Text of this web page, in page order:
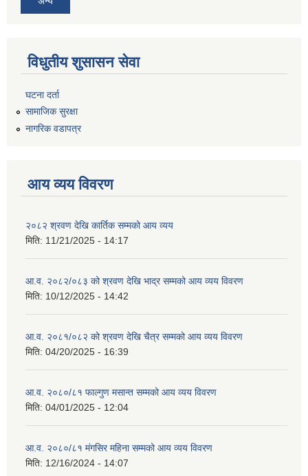
विधुतीय शुसासन सेवा
घटना दर्ता
सामाजिक सुरक्षा
नागरिक वडापत्र
आय व्यय विवरण
२०८२ श्रवण देखि कार्तिक सम्मको आय व्यय
मिति: 11/21/2025 - 14:17
आ.व. २०८२/०८३ को श्रवण देखि भाद्र सम्मको आय व्यय विवरण
मिति: 10/12/2025 - 14:42
आ.व. २०८१/०८२ को श्रवण देखि चैत्र सम्मको आय व्यय विवरण
मिति: 04/20/2025 - 16:39
आ.व. २०८०/८१ फाल्गुण मसान्त सम्मको आय व्यय विवरण
मिति: 04/01/2025 - 12:04
आ.व. २०८०/८१ मंगसिर महिना सम्मको आय व्यय विवरण
मिति: 12/16/2024 - 14:07